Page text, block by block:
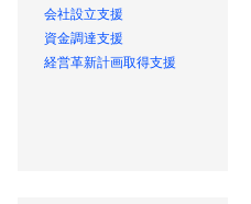
会社設立支援
資金調達支援
経営革新計画取得支援